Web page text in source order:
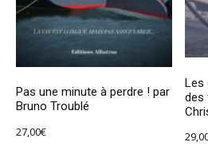
Pas une minute à perdre ! par
Bruno Troublé
27,00€
Les
des